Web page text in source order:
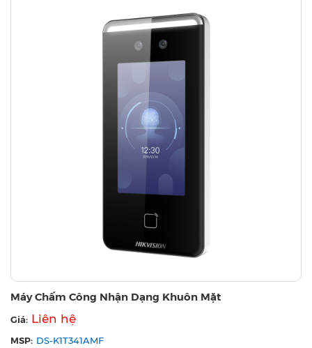
Máy Chấm Công Nhận Dạng Khuôn Mặt
Giá: Liên hệ
MSP: DS-K1T341AMF